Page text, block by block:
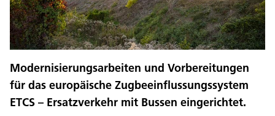
Modernisierungsarbeiten und Vorbereitungen
für das europäische Zugbeeinflussungssystem
ETCS – Ersatzverkehr mit Bussen eingerichtet.